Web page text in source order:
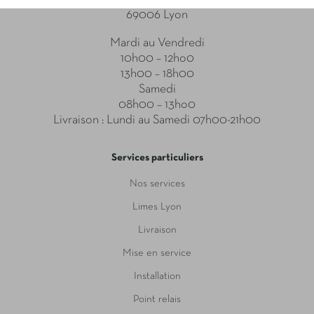
69006 Lyon
Mardi au Vendredi
10h00 – 12ho0
13h00 – 18h00
Samedi
08h00 – 13ho0
Livraison : Lundi au Samedi 07h00-21h00
Services particuliers
Nos services
Limes Lyon
Livraison
Mise en service
Installation
Point relais